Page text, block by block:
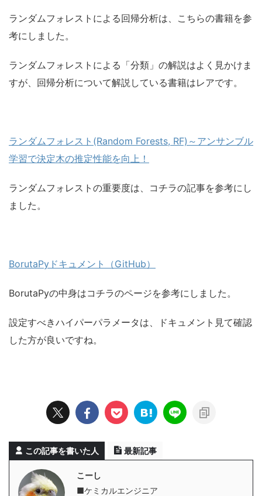
ランダムフォレストによる回帰分析は、こちらの書籍を参
考にしました。
ランダムフォレストによる「分類」の解説はよく見かけま
すが、回帰分析について解説している書籍はレアです。
ランダムフォレスト(Random Forests, RF)～アンサンブル
学習で決定木の推定性能を向上！
ランダムフォレストの重要度は、コチラの記事を参考にし
ました。
BorutaPyドキュメント（GitHub）
BorutaPyの中身はコチラのページを参考にしました。
設定すべきハイパーパラメータは、ドキュメント見て確認
した方が良いですね。
この記事を書いた人 最新記事
こーし
■ケミカルエンジニア